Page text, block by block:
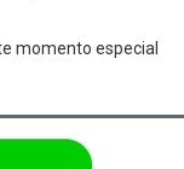
momento especial